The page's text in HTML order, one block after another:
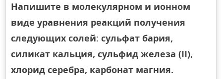
Напишите в молекулярном и ионном
виде уравнения реакций получения
следующих солей: сульфат бария,
силикат кальция, сульфид железа (II),
хлорид серебра, карбонат магния.